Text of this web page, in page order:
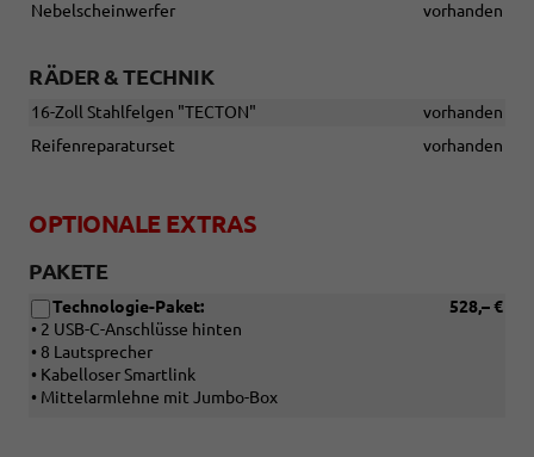
Nebelscheinwerfer
vorhanden
RÄDER & TECHNIK
16-Zoll Stahlfelgen "TECTON"
vorhanden
Reifenreparaturset
vorhanden
OPTIONALE EXTRAS
PAKETE
528,– €
Technologie-Paket:
• 2 USB-C-Anschlüsse hinten
• 8 Lautsprecher
• Kabelloser Smartlink
• Mittelarmlehne mit Jumbo-Box